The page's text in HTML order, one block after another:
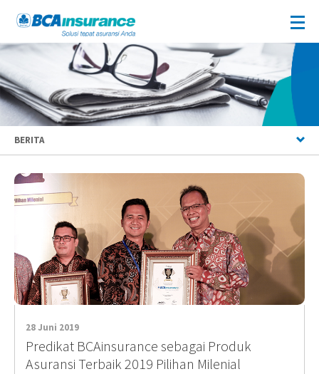
BERITA
28 Juni 2019
Predikat BCAinsurance sebagai Produk
Asuransi Terbaik 2019 Pilihan Milenial